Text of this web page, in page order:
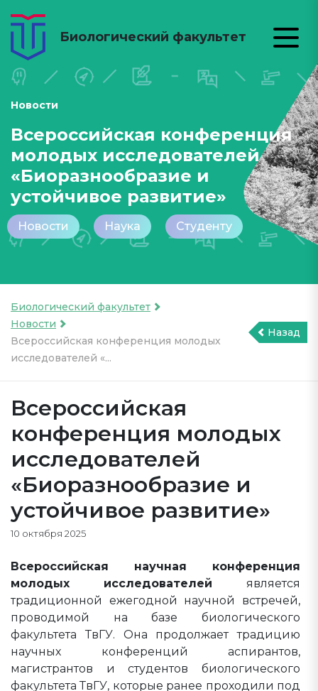
Биологический факультет
Новости
Всероссийская конференция
молодых исследователей
«Биоразнообразие и
устойчивое развитие»
Новости Наука Студенту
Биологический факультет
Новости
Всероссийская конференция молодых
исследователей «...
Назад
Всероссийская
конференция молодых
исследователей
«Биоразнообразие и
устойчивое развитие»
10 октября 2025
Всероссийская научная конференция
молодых исследователей является
традиционной ежегодной научной встречей,
проводимой на базе биологического
факультета ТвГУ. Она продолжает традицию
научных конференций аспирантов,
магистрантов и студентов биологического
факультета ТвГУ, которые ранее проходили под